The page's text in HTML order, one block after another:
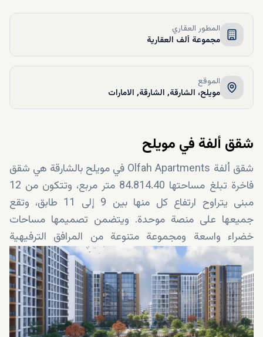
المطور العقاري
مجموعة ألف العقارية
الموقع
مويلح، الشارقة, الشارقة, الامارات
شقق ألفة في مويلح
شقق ألفة Olfah Apartments في مويلح بالشارقة هي شقق
فاخرة تبلغ مساحتها 84.814.40 متر مربع، وتتكون من 12
مبنى يتراوح ارتفاع كل منها بين 9 إلى 11 طابق، وتقع
جميعها على منصة موحدة. ويتضمن تصميمها مساحات
خضراء واسعة ومجموعة متنوعة من المرافق الترفيهية
المتناثرة بين المباني، وتبلغ مساحتها 57.529.6 متر مربع،
بهدف توفير الهدوء وفرص الترفيه للسكان.